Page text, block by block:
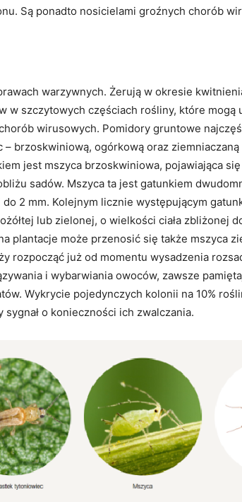
Są ponadto nosicielami groźnych chorób
warzywnych. Żerują w okresie
w szczytowych częściach rośliny, które mogą
wirusowych. Pomidory gruntowe
– brzoskwiniową, ogórkową oraz
jest mszyca brzoskwiniowa, pojawiająca
sadów. Mszyca ta jest gatunkiem
do 2 mm. Kolejnym licznie występującym
lub zielonej, o wielkości ciała zbliżonej
plantacje może przenosić się także mszyca
rozpocząć już od momentu wysadzenia
i wybarwiania owoców, zawsze
Wykrycie pojedynczych kolonii na 10%
o konieczności ich zwalczania.